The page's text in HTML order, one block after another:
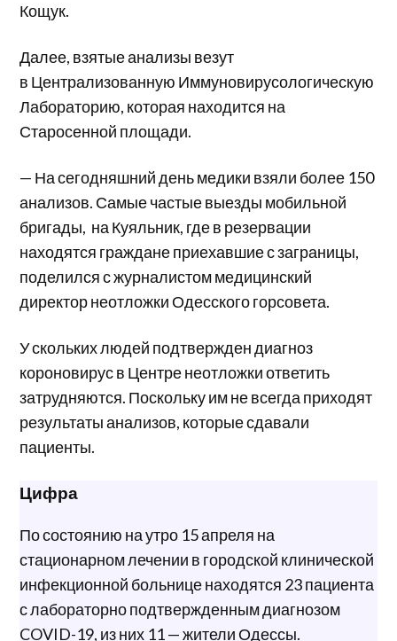
Кощук.
Далее, взятые анализы везут
в Централизованную Иммуновирусологическую
Лабораторию, которая находится на
Старосенной площади.
— На сегодняшний день медики взяли более 150
анализов. Самые частые выезды мобильной
бригады, на Куяльник, где в резервации
находятся граждане приехавшие с заграницы,
поделился с журналистом медицинский
директор неотложки Одесского горсовета.
У скольких людей подтвержден диагноз
короновирус в Центре неотложки ответить
затрудняются. Поскольку им не всегда приходят
результаты анализов, которые сдавали
пациенты.
Цифра
По состоянию на утро 15 апреля на
стационарном лечении в городской клинической
инфекционной больнице находятся 23 пациента
с лабораторно подтвержденным диагнозом
COVID-19, из них 11 — жители Одессы.